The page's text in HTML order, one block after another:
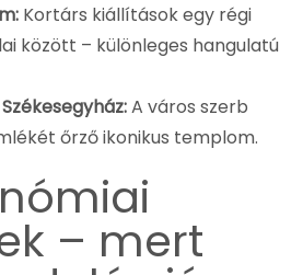
Kortárs kiállítások egy régi
között – különleges hangulatú
A város szerb
őrző ikonikus templom.
– mert